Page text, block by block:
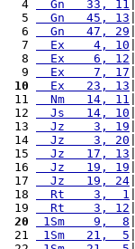
  4
  Gn   33, 11
  5
  Gn   45, 13
  6
  Gn   47, 29
  7
  Ex    4, 10
  8
  Ex    6, 12
  9
  Ex    7, 17
10
  Ex   23, 13
11
  Nm   14, 11
12
  Js   14, 10
13
  Jz    3, 19
14
  Jz    3, 20
15
  Jz   17, 13
16
  Jz   19, 19
17
  Jz   19, 24
18
  Rt    3,  1
19
  Rt    3, 12
20
1Sm    9,  8
21
1Sm   21,  5